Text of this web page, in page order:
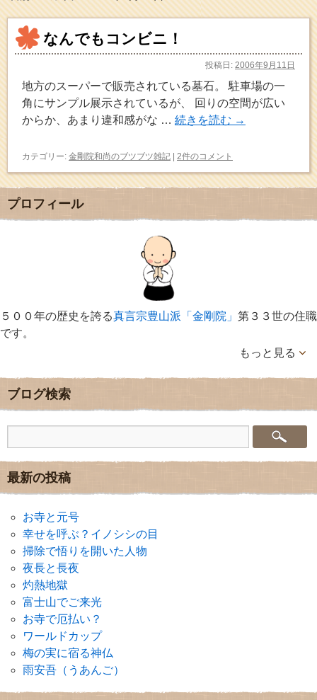
なんでもコンビニ！
投稿日: 2006年9月11日
地方のスーパーで販売されている墓石。 駐車場の一
角にサンプル展示されているが、 回りの空間が広い
からか、あまり違和感がな … 続きを読む →
カテゴリー: 金剛院和尚のブツブツ雑記 | 2件のコメント
プロフィール
５００年の歴史を誇る真言宗豊山派「金剛院」 第３３世の住職
です。
もっと見る
ブログ検索
最新の投稿
お寺と元号
幸せを呼ぶ？イノシシの目
掃除で悟りを開いた人物
夜長と長夜
灼熱地獄
富士山でご来光
お寺で厄払い？
ワールドカップ
梅の実に宿る神仏
雨安吾（うあんご）